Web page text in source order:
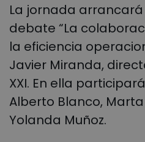
La jornada
debate “La
la eficiencia
Javier Miranda,
XXI. En ella
Alberto Blanco,
Yolanda Muñoz.